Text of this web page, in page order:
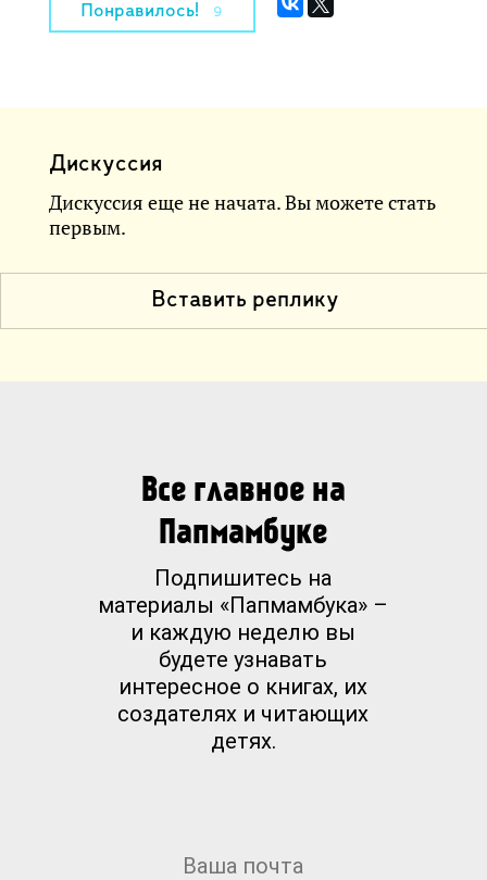
Понравилось! 9
Дискуссия
Дискуссия еще не начата. Вы можете стать
первым.
Вставить реплику
Все главное на
Папмамбуке
Подпишитесь на
материалы «Папмамбука» –
и каждую неделю вы
будете узнавать
интересное о книгах, их
создателях и читающих
детях.